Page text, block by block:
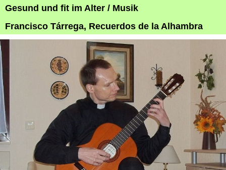
Gesund und fit im Alter / Musik
Francisco Tárrega, Recuerdos de la Alhambra